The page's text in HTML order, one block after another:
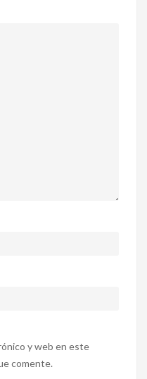
y web en este
comente.